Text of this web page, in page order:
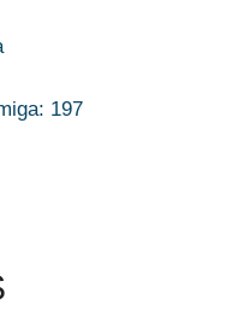
197